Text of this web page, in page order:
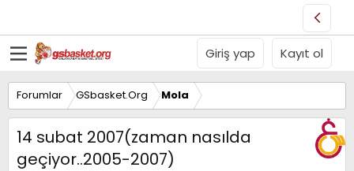
Giriş yap Kayıt ol
Forumlar GSbasket.Org Mola
14 subat 2007(zaman nasılda
geçiyor..2005-2007)